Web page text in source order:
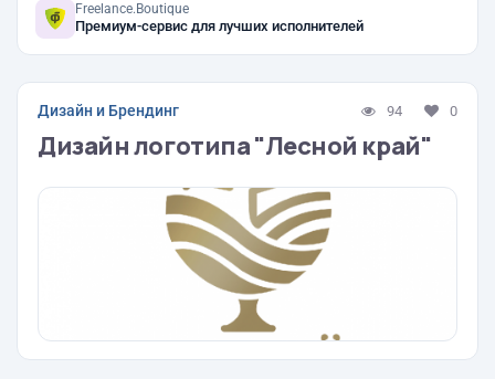
Freelance.Boutique
Премиум-сервис для лучших исполнителей
Дизайн и Брендинг 94 0
Дизайн логотипа "Лесной край"